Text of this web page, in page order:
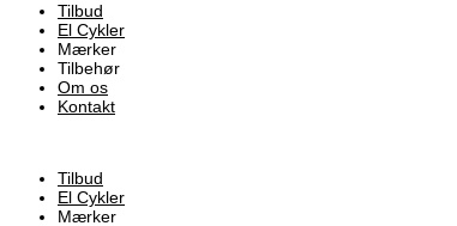
Tilbud
El Cykler
Mærker
Tilbehør
Om os
Kontakt
Tilbud
El Cykler
Mærker